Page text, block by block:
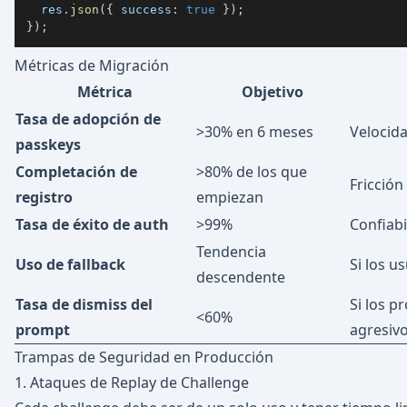
  res
. json ( { success : true } ) ;
} ) ;
Métricas de Migración
Métrica
Objetivo
Tasa de adopción de
passkeys
>30% en 6 meses
Completación de
registro
>80% de los que
empiezan
Tasa de éxito de auth
>99%
Uso de fallback
Tendencia
descendente
Si los
Tasa de dismiss del
prompt
<60%
Si los
Trampas de Seguridad en Producción
1. Ataques de Replay de Challenge